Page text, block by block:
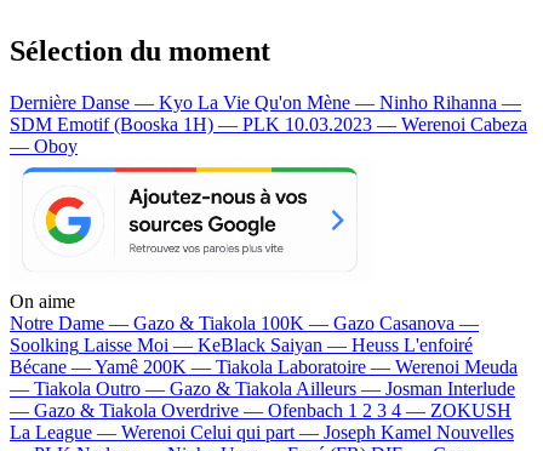
Sélection du moment
Dernière Danse — Kyo La Vie Qu'on Mène — Ninho Rihanna —
SDM Emotif (Booska 1H) — PLK 10.03.2023 — Werenoi Cabeza
— Oboy
On aime
Notre Dame — Gazo & Tiakola 100K — Gazo Casanova —
Soolking Laisse Moi — KeBlack Saiyan — Heuss L'enfoiré
Bécane —Yamê 200K — Tiakola Laboratoire — Werenoi Meuda
— Tiakola Outro — Gazo & Tiakola Ailleurs — Josman Interlude
— Gazo & Tiakola Overdrive — Ofenbach 1 2 3 4 — ZOKUSH
La League — Werenoi Celui qui part — Joseph Kamel Nouvelles